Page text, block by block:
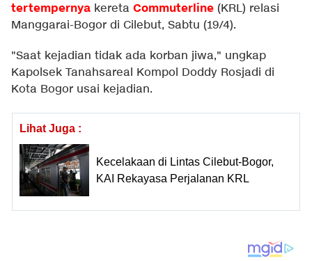
tertempernya kereta Commuterline (KRL) relasi
Manggarai-Bogor di Cilebut, Sabtu (19/4).
"Saat kejadian tidak ada korban jiwa," ungkap
Kapolsek Tanahsareal Kompol Doddy Rosjadi di
Kota Bogor usai kejadian.
Lihat Juga :
Kecelakaan di Lintas Cilebut-Bogor,
KAI Rekayasa Perjalanan KRL